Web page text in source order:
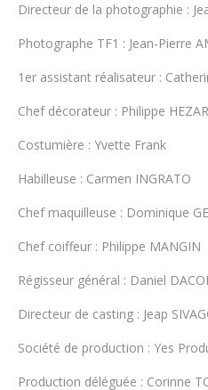
Directeur de la photographie :
Photographe TF1 : Jean-Pierre
1er assistant réalisateur :
Chef décorateur : Philippe
Costumière : Yvette Frank
Habilleuse : Carmen INGRATO
Chef maquilleuse : Dominique
Chef coiffeur : Philippe MANGIN
Régisseur général : Daniel
Directeur de casting : Jeap
Société de production : Yes
Production déléguée : Corinne